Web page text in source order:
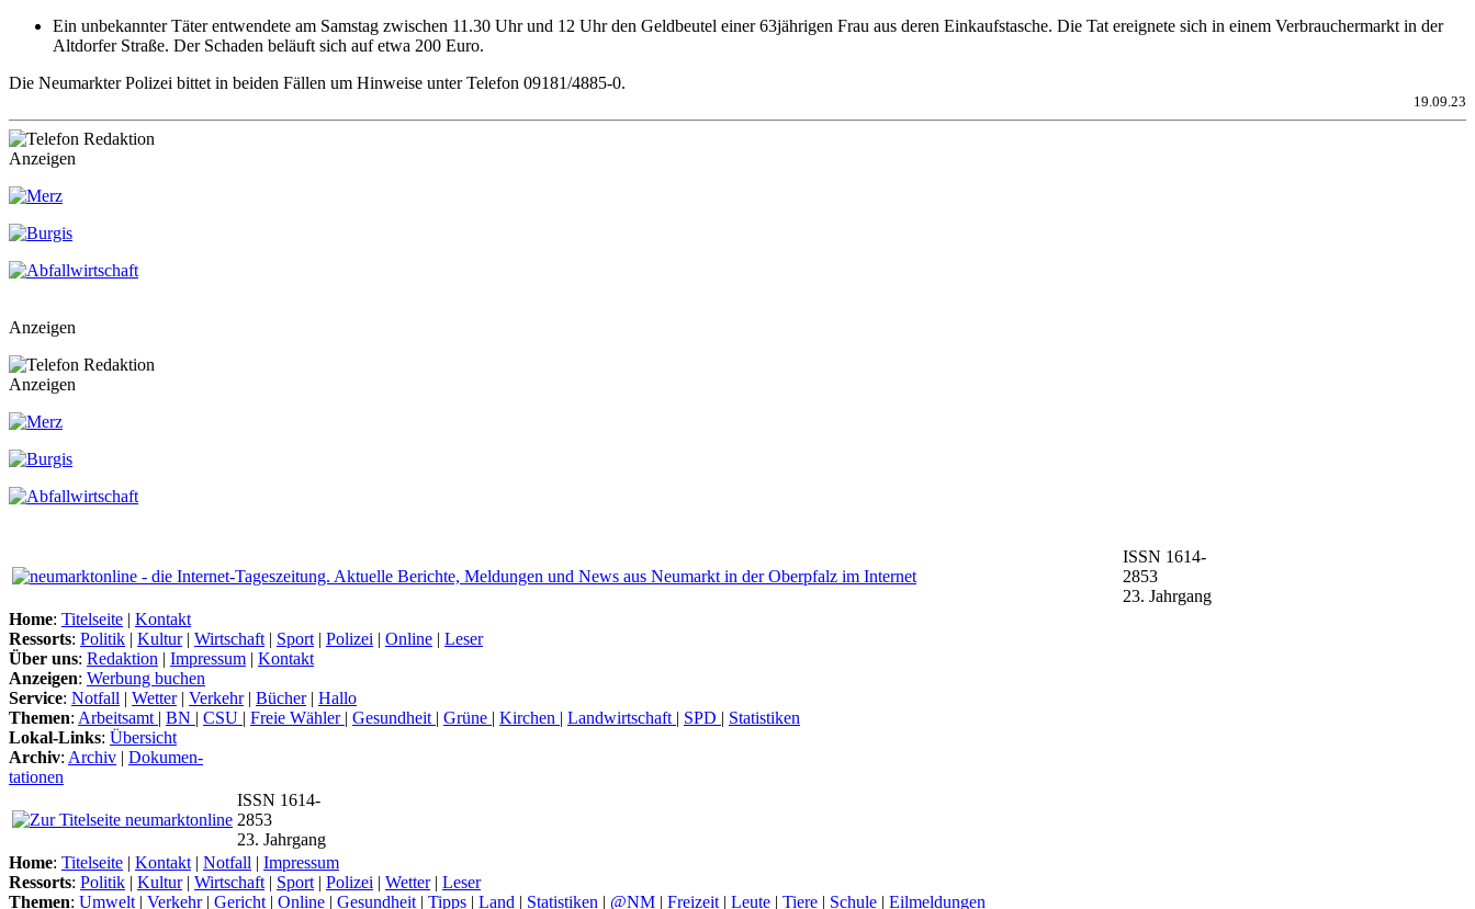
Ein unbekannter Täter entwendete am Samstag zwischen 11.30 Uhr und 12 Uhr den Geldbeutel einer 63jährigen Frau aus deren Einkaufstasche. Die Tat ereignete sich in einem Verbrauchermarkt in der
Altdorfer Straße. Der Schaden beläuft sich auf etwa 200 Euro.
Die Neumarkter Polizei bittet in beiden Fällen um Hinweise unter Telefon 09181/4885-0.
19.09.23
Anzeigen
Anzeigen
Anzeigen
ISSN 1614-
2853
23. Jahrgang
Home: Titelseite | Kontakt
Ressorts: Politik | Kultur| Wirtschaft | Sport | Polizei | Online | Leser
Über uns: Redaktion | Impressum | Kontakt
Anzeigen: Werbung buchen
Service: Notfall | Wetter| Verkehr| Bücher| Hallo
Themen: Arbeitsamt | BN | CSU | Freie Wähler | Gesundheit | Grüne | Kirchen | Landwirtschaft | SPD | Statistiken
Lokal-Links: Übersicht
Archiv: Archiv | Dokumen-
tationen
ISSN 1614-
2853
23. Jahrgang
Home: Titelseite | Kontakt | Notfall | Impressum
Ressorts: Politik | Kultur| Wirtschaft | Sport | Polizei | Wetter| Leser
Themen: Umwelt | Verkehr| Gericht | Online | Gesundheit | Tipps | Land | Statistiken | @NM | Freizeit | Leute | Tiere | Schule | Eilmeldungen